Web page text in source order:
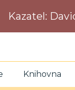
Kazatel:
Knihovna